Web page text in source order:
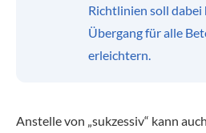
Richtlinien soll dabei
Übergang für alle
erleichtern.
Anstelle von „sukzessiv“ kann